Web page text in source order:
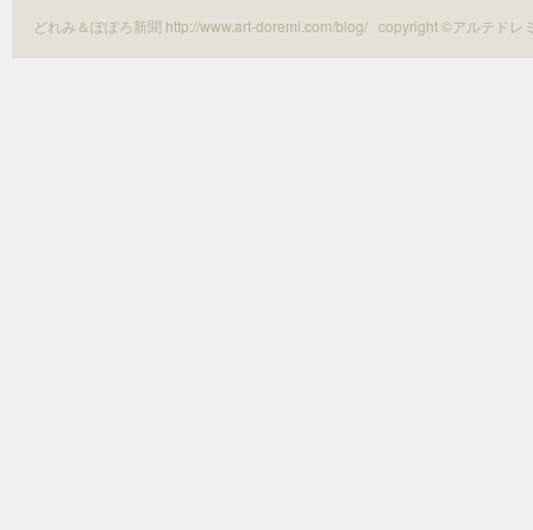
どれみ＆ぽぽろ新聞 http://www.art-doremi.com/blog/ copyright ©アルテドレ